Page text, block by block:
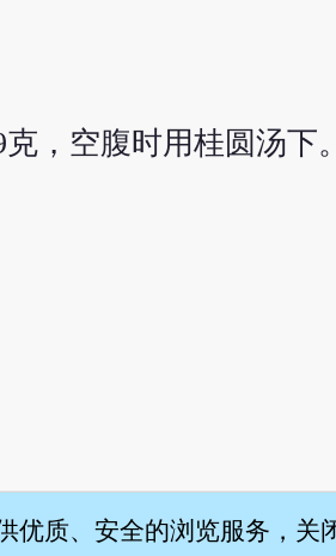
，空腹时用桂圆汤下。
关于 | 联络我们 服
优质、安全的浏览服务，关